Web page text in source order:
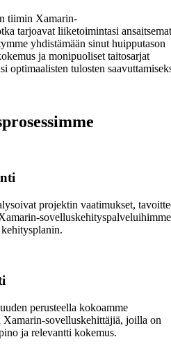
tiimin Xamarin-
tarjoavat liiketoimintasi ansaitsemat
yhdistämään sinut huipputason
ja monipuoliset taitosarjat
optimaalisten tulosten
projektin vaatimukset,
sovelluskehityspalveluihimme
perusteella kokoamme
Xamarin-sovelluskehittäjiä, joilla on
ja relevantti kokemus.